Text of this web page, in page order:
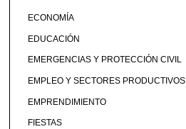
ECONOMÍA
EDUCACIÓN
EMERGENCIAS Y PROTECCIÓN CIVIL
EMPLEO Y SECTORES PRODUCTIVOS
EMPRENDIMIENTO
FIESTAS